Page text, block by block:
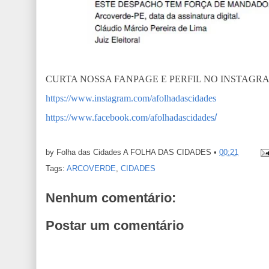
CURTA NOSSA FANPAGE E PERFIL NO INSTAGRA
https://www.instagram.com/afolhadascidades
https://www.facebook.com/afolhadascidades/
by Folha das Cidades A FOLHA DAS CIDADES • 00:21
Tags: ARCOVERDE, CIDADES
Nenhum comentário:
Postar um comentário